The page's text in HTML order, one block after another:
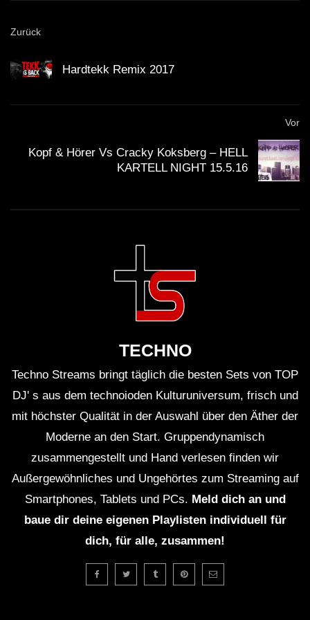
2021 • [MINI SESSION]
SET • 2021 [ACIDCORE/TRIBETEKK]
HEtZEr & Pepsin – Pitch War_ |
HARDTEKK | HaimKind &
Corespondent – Somebody Like Us
[HD]
Hardtekk – Tribe – Mental – Tribecore
Live set 2021
GEFÜHLSTEKK SET • TEIL 7 • [S.M.] •
2021 •
MOSHTEKK/ROLEXZ/CALYPSO/UVA.
Zurück
Hardtekk Remix 2017
Vor
Kopf & Hörer Vs Cracky Koksberg – HELL
KARTELL NIGHT 15.5.16
TECHNO
Techno Streams bringt täglich die besten Sets von TOP
DJ' s aus dem technoioden Kulturuniversum, frisch und
mit höchster Qualität in der Auswahl über den Äther der
Moderne an den Start. Gruppendynamisch
zusammengestellt und Hand verlesen finden wir
Außergewöhnliches und Ungehörtes zum Streaming auf
Smartphones, Tablets und PCs. Meld dich an und
baue dir deine eigenen Playlisten individuell für
dich, für alle, zusammen!